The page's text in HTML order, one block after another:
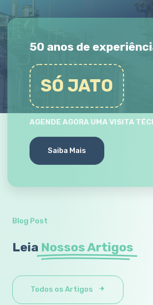
50 anos de
SÓ JATO
AGENDE AGORA UMA VISITA
Saiba Mais
Blog Post
Leia Nossos Artigos
Todos os Artigos